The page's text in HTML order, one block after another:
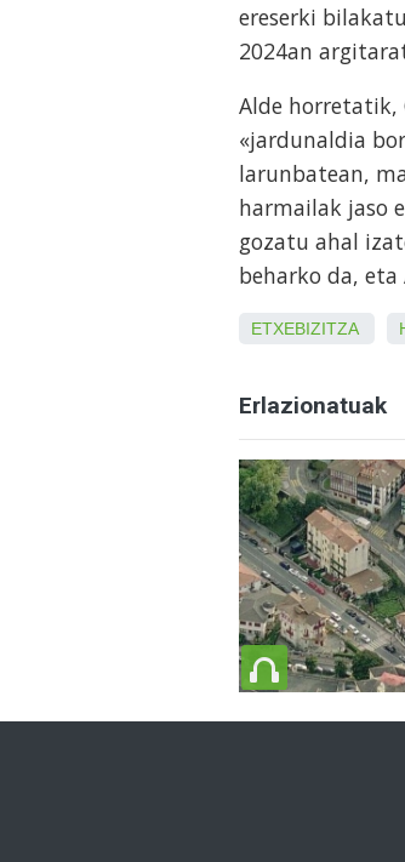
ereserki
2024an
Alde horretatik,
«jardunaldia
larunbatean,
harmailak jaso
gozatu ahal
beharko da, eta
ETXEBIZITZA
Erlazionatuak